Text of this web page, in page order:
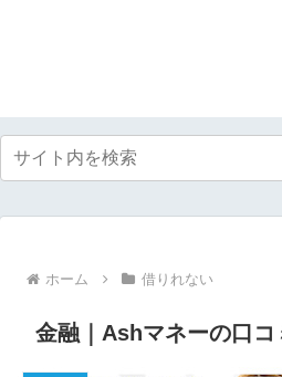
ホーム 借りれない
金融｜Ashマネーの口コ